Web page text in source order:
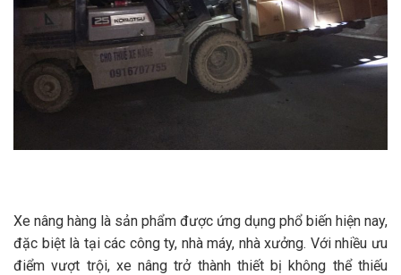
Xe nâng hàng là sản phẩm được ứng dụng phổ biến hiện nay,
đặc biệt là tại các công ty, nhà máy, nhà xưởng. Với nhiều ưu
điểm vượt trội, xe nâng trở thành thiết bị không thể thiếu